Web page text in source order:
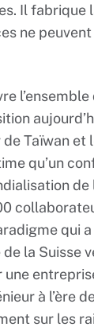
Il fabrique
ne
l’ensemble
Taïwan et
qu’un
de
qui
la Suisse
une
à l’ère
sur les